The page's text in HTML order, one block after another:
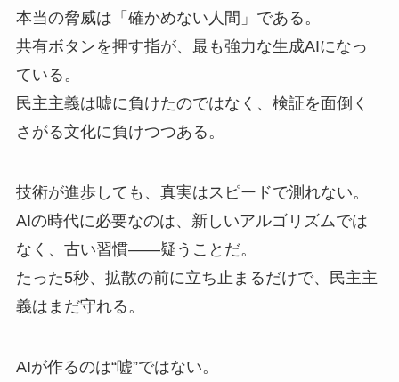
本当の脅威は「確かめない人間」である。
共有ボタンを押す指が、最も強力な生成AIになっ
ている。
民主主義は嘘に負けたのではなく、検証を面倒く
さがる文化に負けつつある。
技術が進歩しても、真実はスピードで測れない。
AIの時代に必要なのは、新しいアルゴリズムでは
なく、古い習慣——疑うことだ。
たった5秒、拡散の前に立ち止まるだけで、民主主
義はまだ守れる。
AIが作るのは“嘘”ではない。